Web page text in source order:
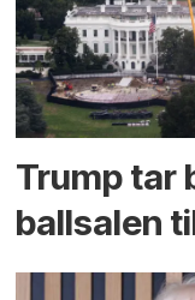
Trump tar
ballsalen